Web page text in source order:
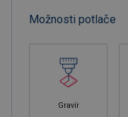
Možnosti potlače
Gravír